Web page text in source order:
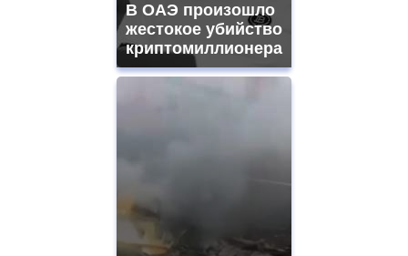
В ОАЭ произошло
жестокое убийство
криптомиллионера